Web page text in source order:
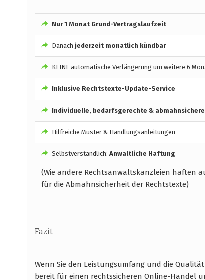
Nur 1 Monat Grund-Vertragslaufzeit
Danach jederzeit monatlich kündbar
KEINE automatische Verlängerung um weitere 6
Inklusive Rechtstexte-Update-Service
Individuelle, bedarfsgerechte &
Hilfreiche Muster & Handlungsanleitungen
Selbstverständlich: Anwaltliche Haftung
(Wie andere Rechtsanwaltskanzleien haften
für die Abmahnsicherheit der Rechtstexte)
Fazit
Wenn Sie den Leistungsumfang und die
bereit für einen rechtssicheren Online-Handel